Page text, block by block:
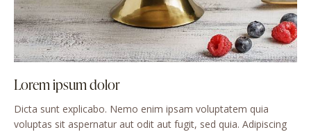
Lorem ipsum dolor
Dicta sunt explicabo. Nemo enim ipsam voluptatem quia
voluptas sit aspernatur aut odit aut fugit, sed quia. Adipiscing